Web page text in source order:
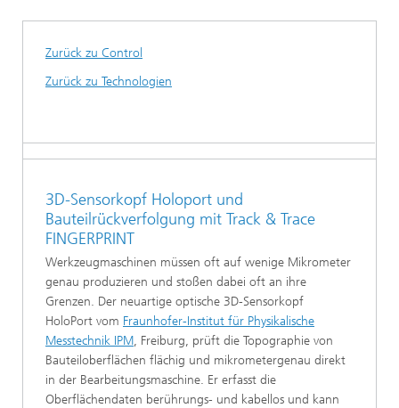
Zurück zu Control
Zurück zu Technologien
3D-Sensorkopf Holoport und
Bauteilrückverfolgung mit Track & Trace
FINGERPRINT
Werkzeugmaschinen müssen oft auf wenige Mikrometer
genau produzieren und stoßen dabei oft an ihre
Grenzen. Der neuartige optische 3D-Sensorkopf
HoloPort vom Fraunhofer-Institut für Physikalische
Messtechnik IPM, Freiburg, prüft die Topographie von
Bauteiloberflächen flächig und mikrometergenau direkt
in der Bearbeitungsmaschine. Er erfasst die
Oberflächendaten berührungs- und kabellos und kann